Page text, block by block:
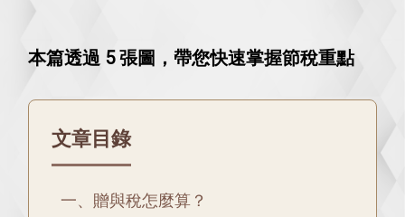
本篇透過 5 張圖，帶您快速掌握節稅重點
文章目錄
一、贈與稅怎麼算？